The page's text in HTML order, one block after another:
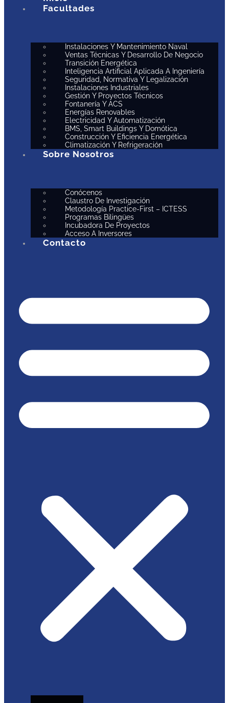
Facultades
Instalaciones Y Mantenimiento Naval
Ventas Técnicas Y Desarrollo De Negocio
Transición Energética
Inteligencia Artificial Aplicada A Ingeniería
Seguridad, Normativa Y Legalización
Instalaciones Industriales
Gestión Y Proyectos Técnicos
Fontanería Y ACS
Energías Renovables
Electricidad Y Automatización
BMS, Smart Buildings Y Domótica
Construcción Y Eficiencia Energética
Climatización Y Refrigeración
Sobre Nosotros
Conócenos
Claustro De Investigación
Metodología Practice-First – ICTESS
Programas Bilingües
Incubadora De Proyectos
Acceso A Inversores
Contacto